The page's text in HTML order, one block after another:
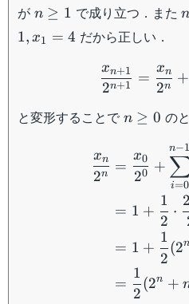
が n
1
n ≥ 1 で成り立つ．またn
1, x1 = 4 だから正しい．
2n+1
xn+1 =
2n
xn +
と変形することで n
n ≥ 0 の
2n
xn =
20
x0 +
i=0
n−1
= 1 +
2
1
⋅
= 1 +
2
1
(2n
=
2
1
(2n +